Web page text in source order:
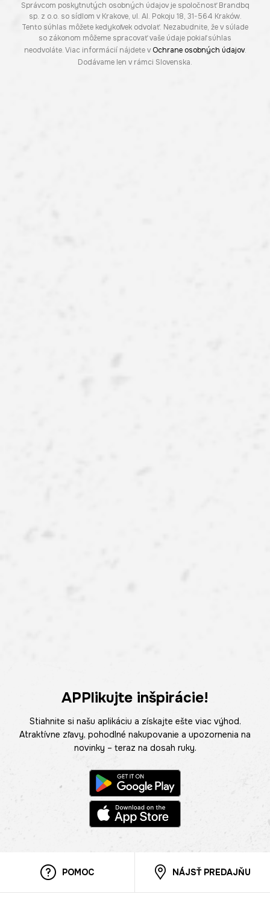
Správcom poskytnutých osobných údajov je spoločnosť Brandbq
sp. z o.o. so sídlom v Krakove, ul. Al. Pokoju 18, 31-564 Kraków.
Tento súhlas môžete kedykoľvek odvolať. Nezabudnite, že v súlade
so zákonom môžeme spracovať vaše údaje pokiaľ súhlas
neodvoláte. Viac informácií nájdete v Ochrane osobných údajov.
Dodávame len v rámci Slovenska.
APPlikujte inšpirácie!
Stiahnite si našu aplikáciu a získajte ešte viac výhod.
Atraktívne zľavy, pohodlné nakupovanie a upozornenia na
novinky – teraz na dosah ruky.
POMOC NÁJSŤ PREDAJŇU